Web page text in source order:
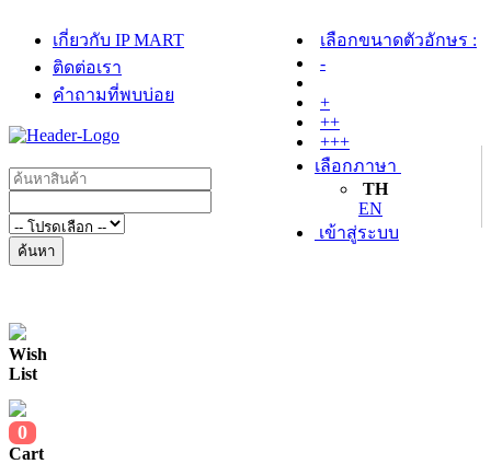
เกี่ยวกับ IP MART
ติดต่อเรา
คำถามที่พบบ่อย
เลือกขนาดตัวอักษร :
-
+
++
+++
เลือกภาษา
TH
EN
เข้าสู่ระบบ
ค้นหา
Wish
List
0
Cart